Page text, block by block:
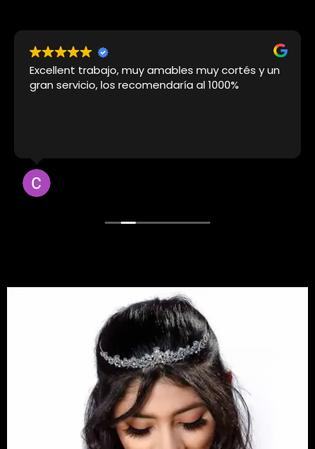
Excellent trabajo, muy amables muy cortés y un
gran servicio, los recomendaría al 1000%